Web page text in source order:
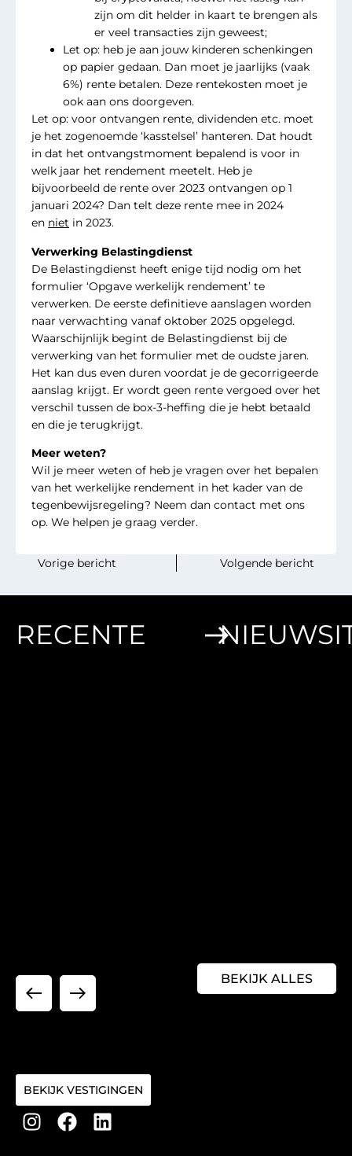
zijn om dit helder in kaart te brengen als
er veel transacties zijn geweest;
Let op: heb je aan jouw kinderen schenkingen
op papier gedaan. Dan moet je jaarlijks (vaak
6%) rente betalen. Deze rentekosten moet je
ook aan ons doorgeven.
Let op: voor ontvangen rente, dividenden etc. moet
je het zogenoemde ‘kasstelsel’ hanteren. Dat houdt
in dat het ontvangstmoment bepalend is voor in
welk jaar het rendement meetelt. Heb je
bijvoorbeeld de rente over 2023 ontvangen op 1
januari 2024? Dan telt deze rente mee in 2024
en niet in 2023.
Verwerking Belastingdienst
De Belastingdienst heeft enige tijd nodig om het
formulier ‘Opgave werkelijk rendement’ te
verwerken. De eerste definitieve aanslagen worden
naar verwachting vanaf oktober 2025 opgelegd.
Waarschijnlijk begint de Belastingdienst bij de
verwerking van het formulier met de oudste jaren.
Het kan dus even duren voordat je de gecorrigeerde
aanslag krijgt. Er wordt geen rente vergoed over het
verschil tussen de box-3-heffing die je hebt betaald
en die je terugkrijgt.
Meer weten?
Wil je meer weten of heb je vragen over het bepalen
van het werkelijke rendement in het kader van de
tegenbewijsregeling? Neem dan contact met ons
op. We helpen je graag verder.
‎ ‎ ‎ ‎ ‎ ‎ ‎ ‎Vorige bericht Volgende bericht‎ ‎ ‎‎ ‎ ‎‎ ‎‎ ‎ ‎
RECENTE
BEKIJK ALLES
BEKIJK VESTIGINGEN